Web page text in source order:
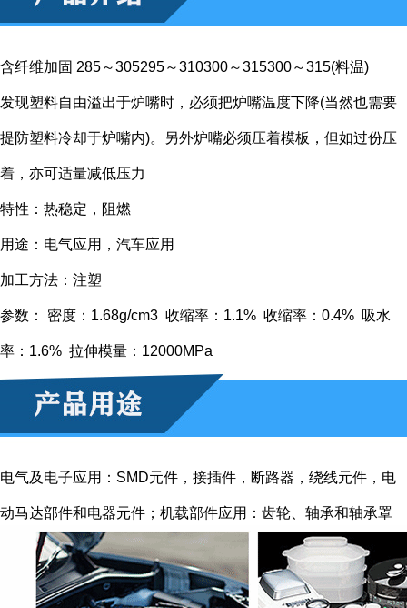
含纤维加固 285～305295～310300～315300～315(料温)
发现塑料自由溢出于炉嘴时，必须把炉嘴温度下降(当然也需要
提防塑料冷却于炉嘴内)。另外炉嘴必须压着模板，但如过份压
着，亦可适量减低压力
特性：热稳定，阻燃
用途：电气应用，汽车应用
加工方法：注塑
参数： 密度：1.68g/cm3 收缩率：1.1% 收缩率：0.4% 吸水
率：1.6% 拉伸模量：12000MPa
电气及电子应用：SMD元件，接插件，断路器，绕线元件，电
动马达部件和电器元件；机载部件应用：齿轮、轴承和轴承罩